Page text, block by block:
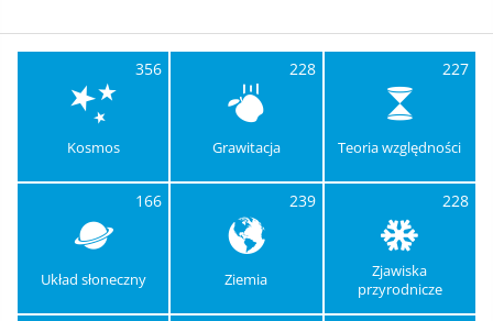
356
Kosmos
228
Grawitacja
227
Teoria względności
166
Układ słoneczny
239
Ziemia
228
Zjawiska
przyrodnicze